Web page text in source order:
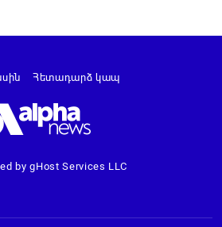
by gHost Services LLC
Հետադարձ կապ